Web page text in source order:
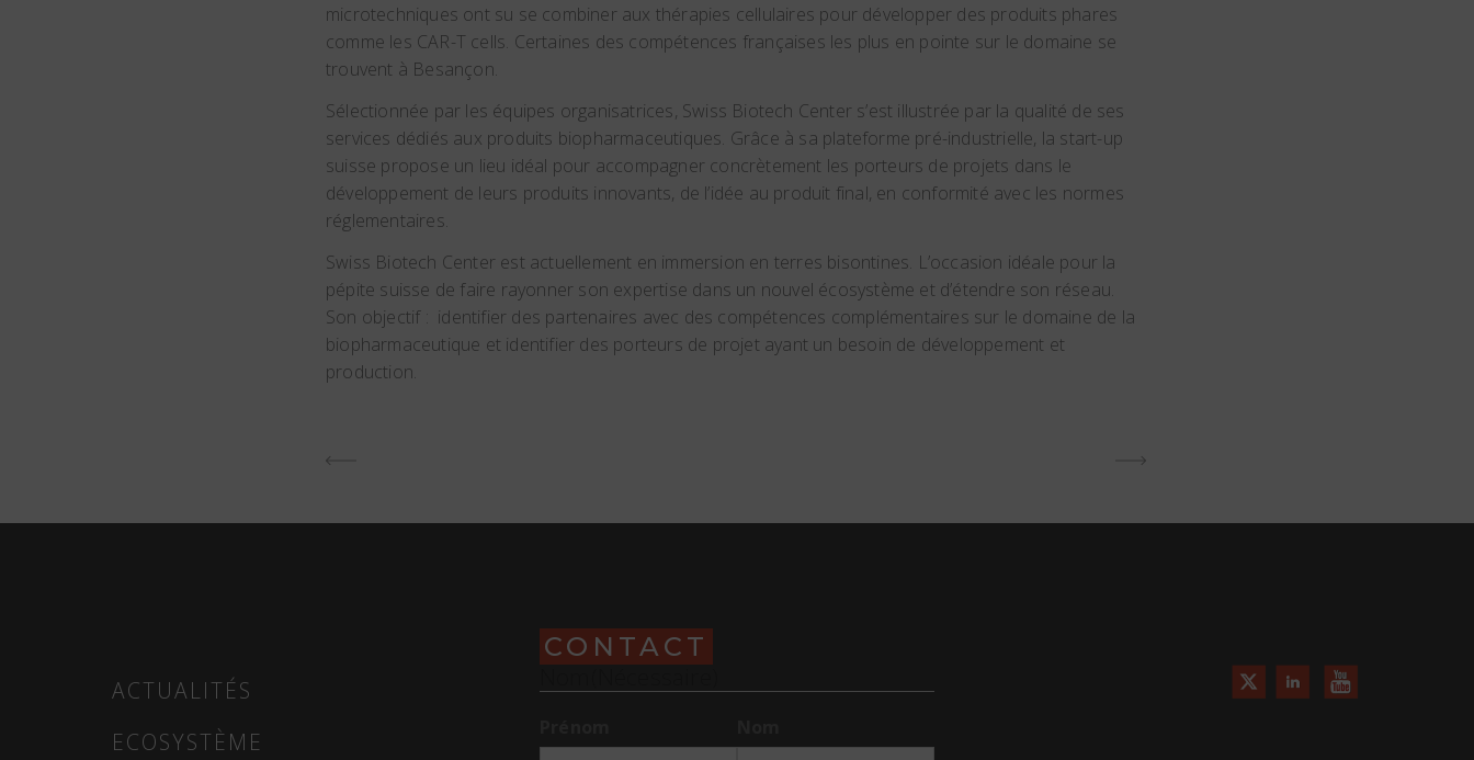
microtechniques ont su se combiner aux thérapies cellulaires pour développer des produits phares
comme les CAR-T cells. Certaines des compétences françaises les plus en pointe sur le domaine se
trouvent à Besançon.
Sélectionnée par les équipes organisatrices, Swiss Biotech Center s’est illustrée par la qualité de ses
services dédiés aux produits biopharmaceutiques. Grâce à sa plateforme pré-industrielle, la start-up
suisse propose un lieu idéal pour accompagner concrètement les porteurs de projets dans le
développement de leurs produits innovants, de l’idée au produit final, en conformité avec les normes
réglementaires.
Swiss Biotech Center est actuellement en immersion en terres bisontines. L’occasion idéale pour la
pépite suisse de faire rayonner son expertise dans un nouvel écosystème et d’étendre son réseau.
Son objectif : identifier des partenaires avec des compétences complémentaires sur le domaine de la
biopharmaceutique et identifier des porteurs de projet ayant un besoin de développement et
production.
CONTINUE READING
ACTUALITÉS
ECOSYSTÈME
CONTACT